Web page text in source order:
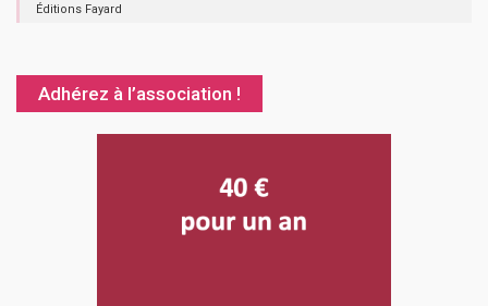
Éditions Fayard
Adhérez à l’association !